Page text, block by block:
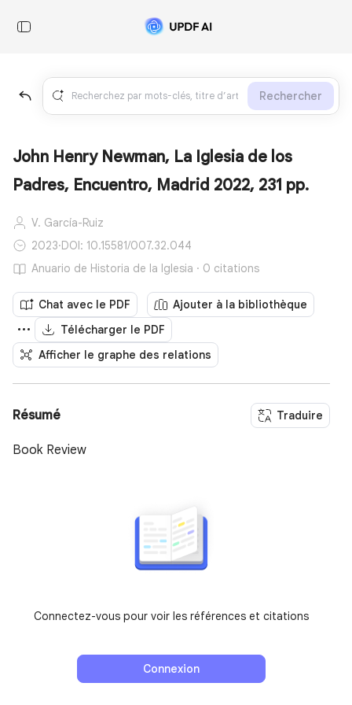
Rechercher
John Henry Newman, La Iglesia de los
Padres, Encuentro, Madrid 2022, 231 pp.
V. García-Ruiz
2023·DOI: 10.15581/007.32.044
Anuario de Historia de la Iglesia · 0 citations
Chat avec le PDF
Ajouter à la bibliothèque
Télécharger le PDF
Afficher le graphe des relations
Résumé Traduire
Book Review
Connectez-vous pour voir les références et citations
Connexion